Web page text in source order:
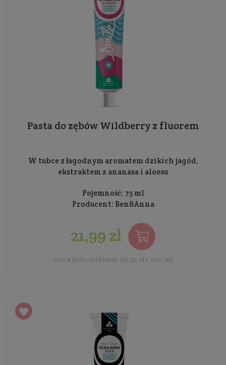
Pasta do zębów Wildberry z fluorem
W tubce z łagodnym aromatem dzikich jagód,
ekstraktem z ananasa i aloesu
Pojemność: 75 ml
Producent: Ben&Anna
21,99 zł
Cena jednostkowa: 29,32 zł / 100 ml